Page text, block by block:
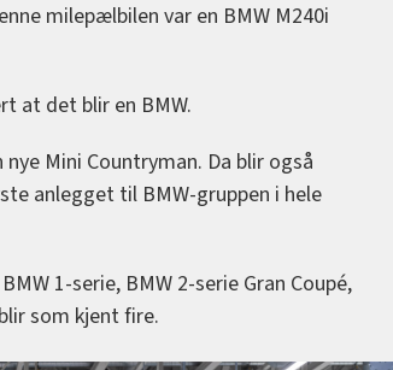
milepælbilen var en BMW M240i
at det blir en BMW.
Mini Countryman. Da blir også
anlegget til BMW-gruppen i hele
1-serie, BMW 2-serie Gran Coupé,
som kjent fire.